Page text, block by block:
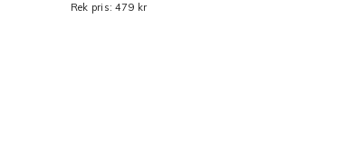
Rek pris: 479 kr